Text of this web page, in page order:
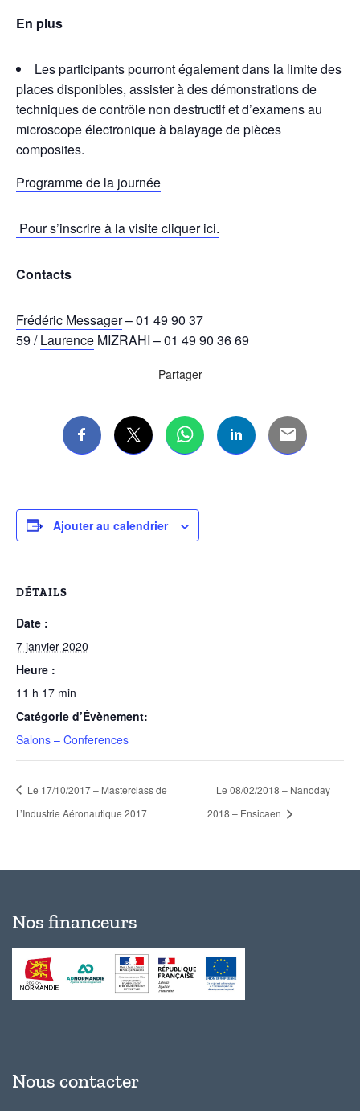
En plus
Les participants pourront également dans la limite des
places disponibles, assister à des démonstrations de
techniques de contrôle non destructif et d’examens au
microscope électronique à balayage de pièces
composites.
Programme de la journée
Pour s’inscrire à la visite cliquer ici.
Contacts
Frédéric Messager– 01 49 90 37
59 /Laurence MIZRAHI – 01 49 90 36 69
Partager
Ajouter au calendrier
DÉTAILS
Date :
7 janvier 2020
Heure :
11 h 17 min
Catégorie d’Évènement:
Salons – Conferences
Le 17/10/2017 – Masterclass de
L’Industrie Aéronautique 2017
Le 08/02/2018 – Nanoday
2018 – Ensicaen
Nos financeurs
Nous contacter